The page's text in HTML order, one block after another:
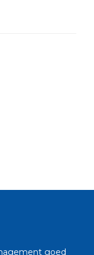
goed